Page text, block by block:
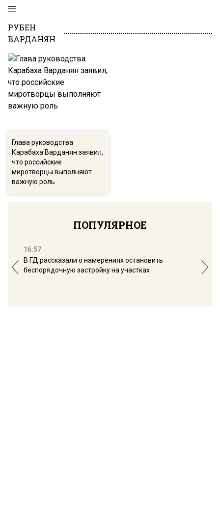
РУБЕН
ВАРДАНЯН
Глава руководства
Карабаха Варданян заявил,
что российские
миротворцы выполняют
важную роль
ПОПУЛЯРНОЕ
16:57
В ГД рассказали о намерениях остановить
беспорядочную застройку на участках